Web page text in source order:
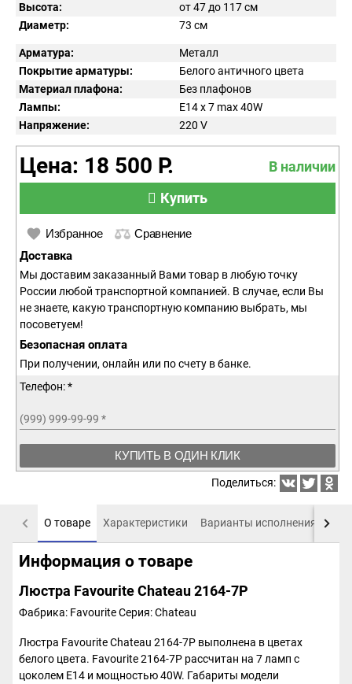
Высота:
от 47 до 117 см
Диаметр:
73 см
Арматура:
Металл
Покрытие арматуры:
Белого античного цвета
Материал плафона:
Без плафонов
Лампы:
E14 x 7 max 40W
Напряжение:
220 V
Цена: 18 500 Р.
В наличии
Купить
Избранное Сравнение
Доставка
Мы доставим заказанный Вами товар в любую точку
России любой транспортной компанией. В случае, если Вы
не знаете, какую транспортную компанию выбрать, мы
посоветуем!
Безопасная оплата
При получении, онлайн или по счету в банке.
Телефон: *
(999) 999-99-99 *
КУПИТЬ В ОДИН КЛИК
Поделиться:
О товаре Характеристики Варианты исполнения
Информация о товаре
Люстра Favourite Chateau 2164-7P
Фабрика: FavouriteСерия: Chateau
Люстра Favourite Chateau 2164-7P выполнена в цветах
белого цвета. Favourite 2164-7P рассчитан на 7 ламп с
цоколем E14 и мощностью 40W. Габариты модели